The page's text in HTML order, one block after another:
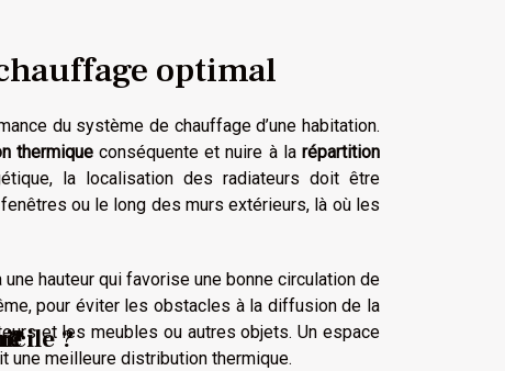
optimal
du système de chauffage d’une habitation.
thermiqueconséquente et nuire à la répartition
la localisation des radiateurs doit être
ou le long des murs extérieurs, là où les
hauteur qui favorise une bonne circulation de
pour éviter les obstacles à la diffusion de la
et les meubles ou autres objets. Un espace
une meilleure distribution thermique.
?
? ?